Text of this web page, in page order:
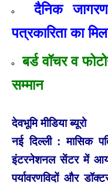
दैनिक
पत्रकारिता का
बर्ड वॉचर व
सम्मान
देवभूमि मीडिया ब्यूरो
नई दिल्ली : मासिक
इंटरनेशनल सेंटर में
पर्यावरणविदों और